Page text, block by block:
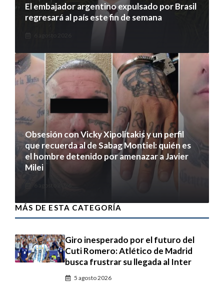
El embajador argentino expulsado por Brasil
regresará al país este fin de semana
Obsesión con Vicky Xipolitakis y un perfil
que recuerda al de Sabag Montiel: quién es
el hombre detenido por amenazar a Javier
Milei
MÁS DE ESTA CATEGORÍA
Giro inesperado por el futuro del
Cuti Romero: Atlético de Madrid
busca frustrar su llegada al Inter
5 agosto 2026